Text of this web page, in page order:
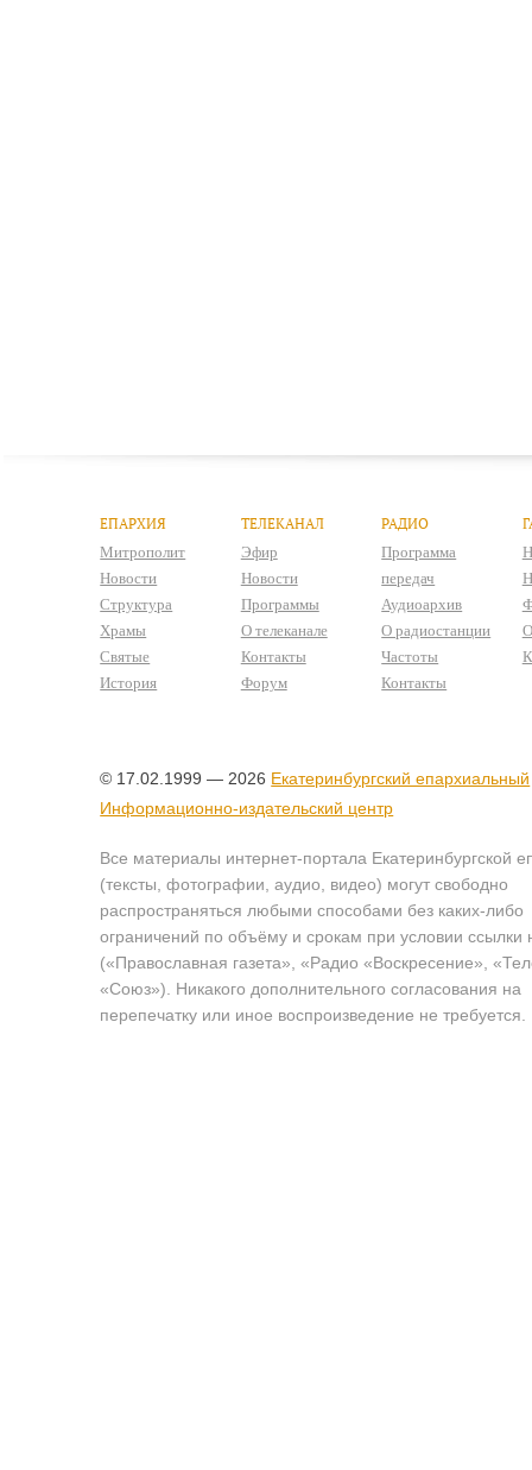
ЕПАРХИЯ
Митрополит
Новости
Структура
Храмы
Святые
История
ТЕЛЕКАНАЛ
Эфир
Новости
Программы
О телеканале
Контакты
Форум
РАДИО
Программа
передач
Аудиоархив
О радиостанции
Частоты
Контакты
© 17.02.1999 — 2026 Екатеринбургский епархиальный
Информационно-издательский центр
Все материалы интернет-портала Екатеринбургской
(тексты, фотографии, аудио, видео) могут свободно
распространяться любыми способами без каких-либо
ограничений по объёму и срокам при условии ссылки
(«Православная газета», «Радио «Воскресение»,
«Союз»). Никакого дополнительного согласования на
перепечатку или иное воспроизведение не требуется.